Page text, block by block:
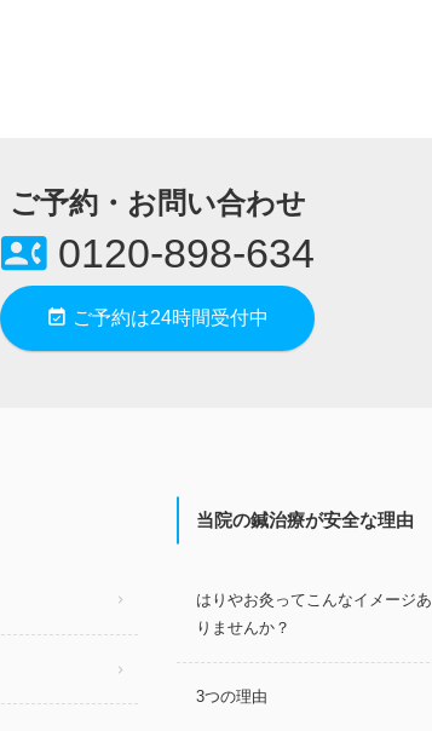
ご予約・お問い合わせ
contact_phone0120-898-634
event_available ご予約は24時間受付中
当院の鍼治療が安全な理由
はりやお灸ってこんなイメージあ
りませんか？
3つの理由